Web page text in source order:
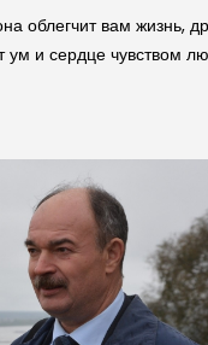
облегчит вам жизнь,
и сердце чувством